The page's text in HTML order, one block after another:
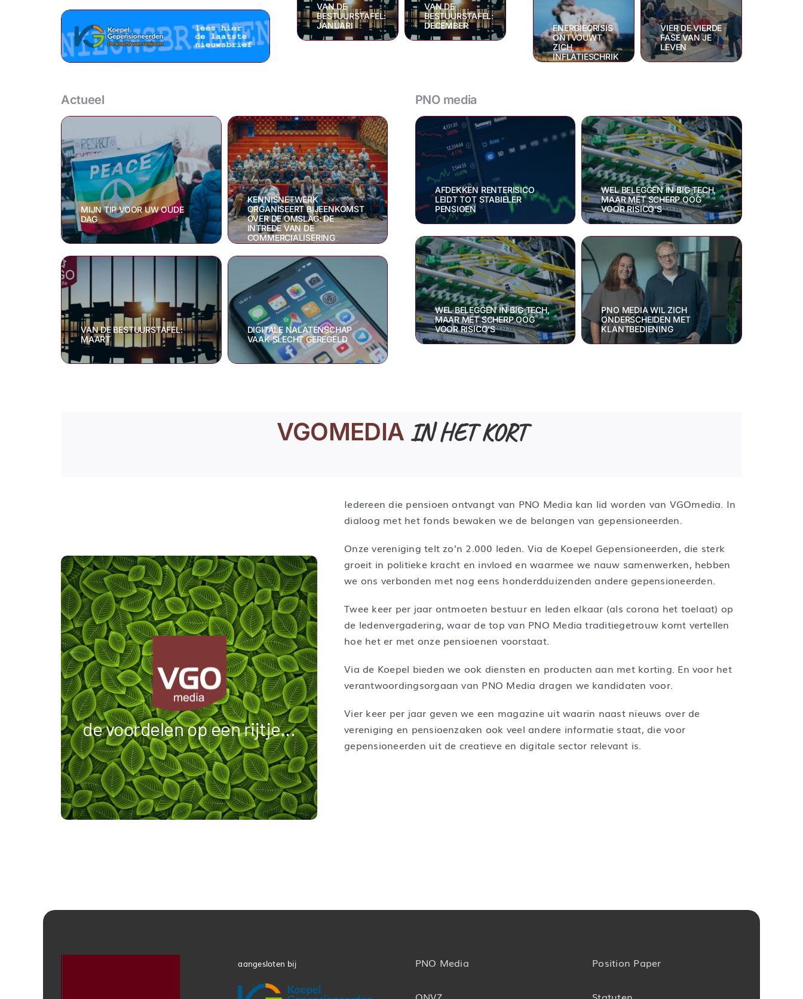
VAN DE
BESTUURSTAFEL:
JANUARI
VAN DE
BESTUURSTAFEL:
DECEMBER
ENERGIECRISIS
ONTVOUWT
ZICH,
INFLATIESCHRIK
VIER DE VIERDE
FASE VAN JE
LEVEN
Actueel
MIJN TIP VOOR UW OUDE
DAG
KENNISNETWERK
ORGANISEERT BIJEENKOMST
OVER DE OMSLAG: DE
INTREDE VAN DE
COMMERCIALISERING
VAN DE BESTUURSTAFEL:
MAART
DIGITALE NALATENSCHAP
VAAK SLECHT GEREGELD
PNO media
AFDEKKEN RENTERISICO
LEIDT TOT STABIELER
PENSIOEN
WEL BELEGGEN IN BIG TECH,
MAAR MET SCHERP OOG
VOOR RISICO’S
WEL BELEGGEN IN BIG TECH,
MAAR MET SCHERP OOG
VOOR RISICO’S
PNO MEDIA WIL ZICH
ONDERSCHEIDEN MET
KLANTBEDIENING
VGOMEDIA IN HET KORT
de voordelen op een rijtje...
iedereen kan lid
worden
2 X ledenvergadering
producten met korting
4 X Recorder
magazine
Iedereen die pensioen ontvangt van PNO Media kan lid worden van VGOmedia. In
dialoog met het fonds bewaken we de belangen van gepensioneerden.
Onze vereniging telt zo’n 2.000 leden. Via de Koepel Gepensioneerden, die sterk
groeit in politieke kracht en invloed en waarmee we nauw samenwerken, hebben
we ons verbonden met nog eens honderdduizenden andere gepensioneerden.
Twee keer per jaar ontmoeten bestuur en leden elkaar (als corona het toelaat) op
de ledenvergadering, waar de top van PNO Media traditiegetrouw komt vertellen
hoe het er met onze pensioenen voorstaat.
Via de Koepel bieden we ook diensten en producten aan met korting. En voor het
verantwoordingsorgaan van PNO Media dragen we kandidaten voor.
Vier keer per jaar geven we een magazine uit waarin naast nieuws over de
vereniging en pensioenzaken ook veel andere informatie staat, die voor
gepensioneerden uit de creatieve en digitale sector relevant is.
aangesloten bij PNO Media Position Paper